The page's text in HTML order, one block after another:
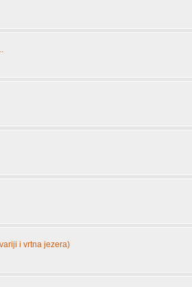
i vrtna jezera)